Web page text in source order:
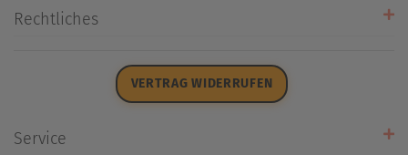
Öffnungszeiten
Rechtliches
VERTRAG WIDERRUFEN
Service